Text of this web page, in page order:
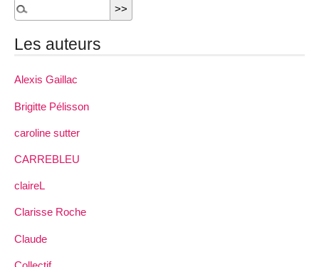
Les auteurs
Alexis Gaillac
Brigitte Pélisson
caroline sutter
CARREBLEU
claireL
Clarisse Roche
Claude